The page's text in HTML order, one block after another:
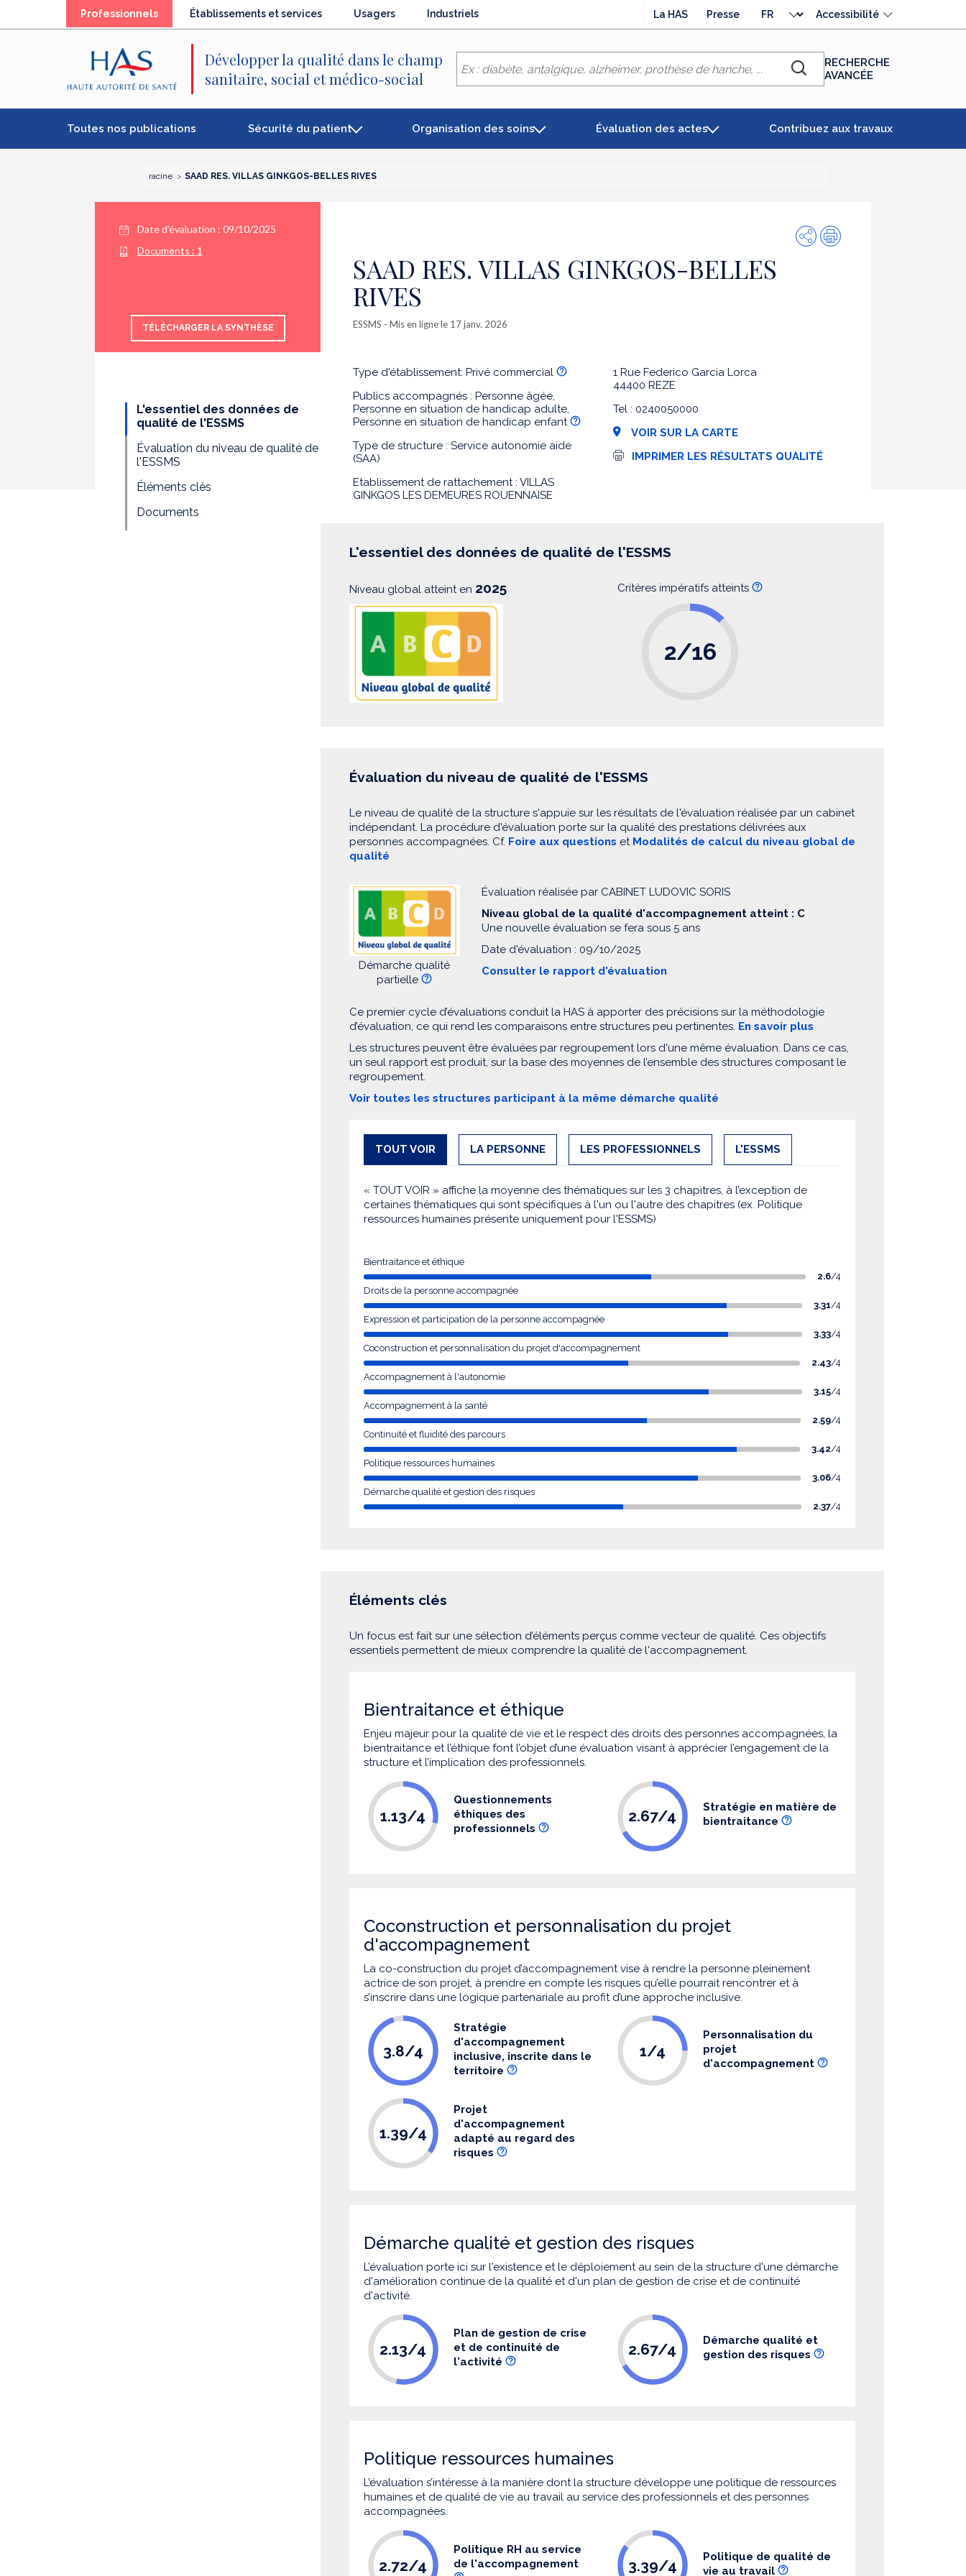
Professionnels Établissements et services Usagers Industriels La HAS Presse
langue
Accessibilité
Développer la qualité dans le champ
sanitaire, social et médico-social
Chercher
RECHERCHE
AVANCÉE
Toutes nos publications Sécurité du patient Organisation des soins Évaluation des actes Contribuez aux travaux
racine SAAD RES. VILLAS GINKGOS-BELLES RIVES
Date d'évaluation : 09/10/2025
Documents : 1
TÉLÉCHARGER LA SYNTHÈSE
L'essentiel des données de
qualité de l'ESSMS
Évaluation du niveau de qualité de
l'ESSMS
Éléments clés
Documents
PartagerImpression
SAAD RES. VILLAS GINKGOS-BELLES
RIVES
ESSMS - Mis en ligne le 17 janv. 2026
Type d'établissement: Privé commercial
Publics accompagnés : Personne âgée,
Personne en situation de handicap adulte,
Personne en situation de handicap enfant
Type de structure : Service autonomie aide
(SAA)
Etablissement de rattachement : VILLAS
GINKGOS LES DEMEURES ROUENNAISE
1 Rue Federico Garcia Lorca
44400 REZE
Tel : 0240050000
VOIR SUR LA CARTE
I
n
IMPRIMER LES RÉSULTATS QUALITÉ
L'essentiel des données de qualité de l'ESSMS
Niveau global atteint en 2025 Critères impératifs atteints
2/16
Évaluation du niveau de qualité de l'ESSMS
Le niveau de qualité de la structure s'appuie sur les résultats de l'évaluation réalisée par un cabinet
indépendant. La procédure d'évaluation porte sur la qualité des prestations délivrées aux
personnes accompagnées. Cf. Foire aux questions et Modalités de calcul du niveau global de
qualité
Démarche qualité
partielle
Évaluation réalisée par CABINET LUDOVIC SORIS
Niveau global de la qualité d'accompagnement atteint : C
Une nouvelle évaluation se fera sous 5 ans
Date d'évaluation : 09/10/2025
Consulter le rapport d'évaluation
Ce premier cycle d’évaluations conduit la HAS à apporter des précisions sur la méthodologie
d’évaluation, ce qui rend les comparaisons entre structures peu pertinentes. En savoir plus
Les structures peuvent être évaluées par regroupement lors d'une même évaluation. Dans ce cas,
un seul rapport est produit, sur la base des moyennes de l’ensemble des structures composant le
regroupement.
Voir toutes les structures participant à la même démarche qualité
TOUT VOIR LA PERSONNE LES PROFESSIONNELS L'ESSMS
« TOUT VOIR » affiche la moyenne des thématiques sur les 3 chapitres, à l’exception de
certaines thématiques qui sont spécifiques à l'un ou l'autre des chapitres (ex. Politique
ressources humaines présente uniquement pour l'ESSMS)
Bientraitance et éthique
2.6/4
Droits de la personne accompagnée
3.31/4
Expression et participation de la personne accompagnée
3.33/4
Coconstruction et personnalisation du projet d'accompagnement
2.43/4
Accompagnement à l'autonomie
3.15/4
Accompagnement à la santé
2.59/4
Continuité et fluidité des parcours
3.42/4
Politique ressources humaines
3.06/4
Démarche qualité et gestion des risques
2.37/4
Éléments clés
Un focus est fait sur une sélection d’éléments perçus comme vecteur de qualité. Ces objectifs
essentiels permettent de mieux comprendre la qualité de l'accompagnement.
Bientraitance et éthique
Enjeu majeur pour la qualité de vie et le respect des droits des personnes accompagnées, la
bientraitance et l’éthique font l’objet d’une évaluation visant à apprécier l’engagement de la
structure et l’implication des professionnels.
1.13/4
Questionnements
éthiques des
professionnels
2.67/4
Stratégie en matière de
bientraitance
Coconstruction et personnalisation du projet
d'accompagnement
La co-construction du projet d’accompagnement vise à rendre la personne pleinement
actrice de son projet, à prendre en compte les risques qu’elle pourrait rencontrer et à
s’inscrire dans une logique partenariale au profit d’une approche inclusive.
3.8/4
Stratégie
d'accompagnement
inclusive, inscrite dans le
territoire
1/4
Personnalisation du
projet
d'accompagnement
1.39/4
Projet
d'accompagnement
adapté au regard des
risques
Démarche qualité et gestion des risques
L’évaluation porte ici sur l'existence et le déploiement au sein de la structure d'une démarche
d'amélioration continue de la qualité et d'un plan de gestion de crise et de continuité
d'activité.
2.13/4
Plan de gestion de crise
et de continuité de
l'activité
2.67/4
Démarche qualité et
gestion des risques
Politique ressources humaines
L’évaluation s’intéresse à la manière dont la structure développe une politique de ressources
humaines et de qualité de vie au travail au service des professionnels et des personnes
accompagnées.
2.72/4
Politique RH au service
de l'accompagnement
3.39/4
Politique de qualité de
vie au travail